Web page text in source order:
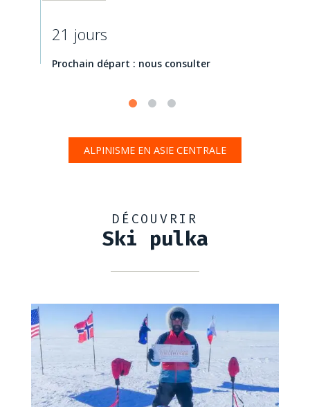
21 jours
Prochain départ : nous consulter
ALPINISME EN ASIE CENTRALE
DÉCOUVRIR
Ski pulka